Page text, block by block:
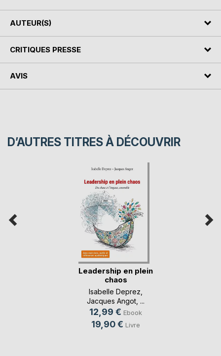
AUTEUR(S)
CRITIQUES PRESSE
AVIS
D’AUTRES TITRES À DÉCOUVRIR
Leadership en plein
chaos
Isabelle Deprez
Jacques Angot , ...
12,99 € Ebook
19,90 € Livre